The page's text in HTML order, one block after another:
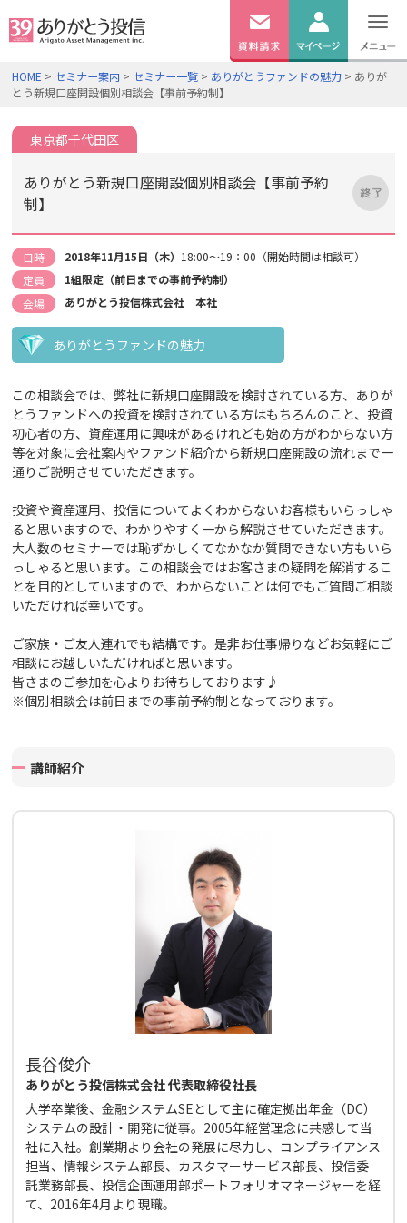
無料資料
ログイン
HOME > セミナー案内 > セミナー一覧 > ありがとうファンドの魅力 > ありが
とう新規口座開設個別相談会【事前予約制】
東京都千代田区
ありがとう新規口座開設個別相談会【事前予約
制】
日時 2018年11月15日（木） 18:00～19：00（開始時間は相談可）
定員
1組限定（前日までの事前予約制）
会場
ありがとう投信株式会社 本社
ありがとうファンドの魅力
この相談会では、弊社に新規口座開設を検討されている方、ありが
とうファンドへの投資を検討されている方はもちろんのこと、投資
初心者の方、資産運用に興味があるけれども始め方がわからない方
等を対象に会社案内やファンド紹介から新規口座開設の流れまで一
通りご説明させていただきます。
投資や資産運用、投信についてよくわからないお客様もいらっしゃ
ると思いますので、わかりやすく一から解説させていただきます。
大人数のセミナーでは恥ずかしくてなかなか質問できない方もいら
っしゃると思います。この相談会ではお客さまの疑問を解消するこ
とを目的としていますので、わからないことは何でもご質問ご相談
いただければ幸いです。
ご家族・ご友人連れでも結構です。是非お仕事帰りなどお気軽にご
相談にお越しいただければと思います。
皆さまのご参加を心よりお待ちしております♪
※個別相談会は前日までの事前予約制となっております。
講師紹介
長谷俊介
ありがとう投信株式会社 代表取締役社長
大学卒業後、金融システムSEとして主に確定拠出年金（DC）
システムの設計・開発に従事。2005年経営理念に共感して当
社に入社。創業期より会社の発展に尽力し、コンプライアンス
担当、情報システム部長、カスタマーサービス部長、投信委
託業務部長、投信企画運用部ポートフォリオマネージャーを経
て、2016年4月より現職。